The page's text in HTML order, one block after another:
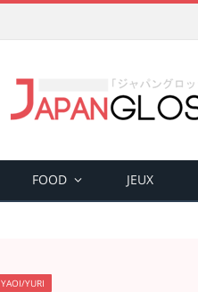
FOOD JEUX
YAOI/YURI